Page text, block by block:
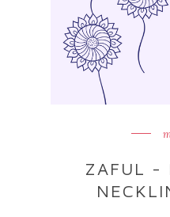
ZAFUL -